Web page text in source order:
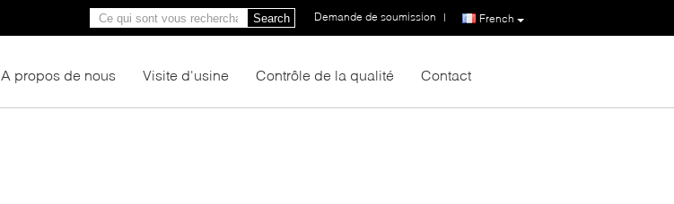
French
Demande de soumission |
Search
A propos de nous Visite d'usine Contrôle de la qualité Contact